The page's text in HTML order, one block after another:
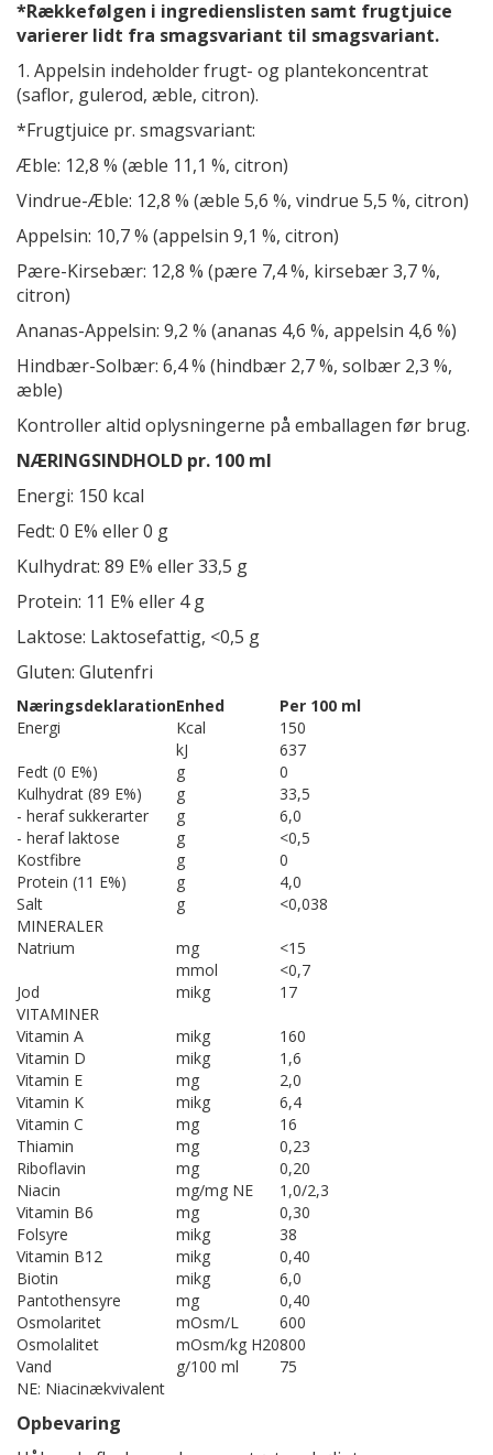
*Rækkefølgen i ingredienslisten samt frugtjuice
varierer lidt fra smagsvariant til smagsvariant.
1. Appelsin indeholder frugt- og plantekoncentrat
(saflor, gulerod, æble, citron).
*Frugtjuice pr. smagsvariant:
Æble: 12,8 % (æble 11,1 %, citron)
Vindrue-Æble: 12,8 % (æble 5,6 %, vindrue 5,5 %, citron)
Appelsin: 10,7 % (appelsin 9,1 %, citron)
Pære-Kirsebær: 12,8 % (pære 7,4 %, kirsebær 3,7 %,
citron)
Ananas-Appelsin: 9,2 % (ananas 4,6 %, appelsin 4,6 %)
Hindbær-Solbær: 6,4 % (hindbær 2,7 %, solbær 2,3 %,
æble)
Kontroller altid oplysningerne på emballagen før brug.
NÆRINGSINDHOLD pr. 100 ml
Energi: 150 kcal
Fedt: 0 E% eller 0 g
Kulhydrat: 89 E% eller 33,5 g
Protein: 11 E% eller 4 g
Laktose: Laktosefattig, <0,5 g
Gluten: Glutenfri
NæringsdeklarationEnhed
Per 100 ml
Energi
Kcal
150
kJ
637
Fedt (0 E%)
g
0
Kulhydrat (89 E%)
g
33,5
- heraf sukkerarter
g
6,0
- heraf laktose
g
<0,5
Kostfibre
g
0
Protein (11 E%)
g
4,0
Salt
g
<0,038
MINERALER
Natrium
mg
<15
mmol
<0,7
Jod
mikg
17
VITAMINER
Vitamin A
mikg
160
Vitamin D
mikg
1,6
Vitamin E
mg
2,0
Vitamin K
mikg
6,4
Vitamin C
mg
16
Thiamin
mg
0,23
Riboflavin
mg
0,20
Niacin
mg/mg NE
1,0/2,3
Vitamin B6
mg
0,30
Folsyre
mikg
38
Vitamin B12
mikg
0,40
Biotin
mikg
6,0
Pantothensyre
mg
0,40
Osmolaritet
mOsm/L
600
Osmolalitet
mOsm/kg H20800
Vand
g/100 ml
75
NE: Niacinækvivalent
Opbevaring